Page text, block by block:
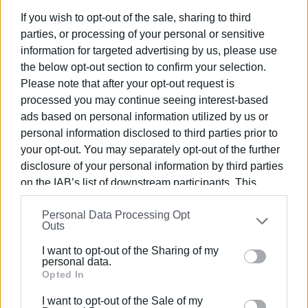
If you wish to opt-out of the sale, sharing to third
parties, or processing of your personal or sensitive
information for targeted advertising by us, please use
the below opt-out section to confirm your selection.
Please note that after your opt-out request is
processed you may continue seeing interest-based
ads based on personal information utilized by us or
personal information disclosed to third parties prior to
your opt-out. You may separately opt-out of the further
disclosure of your personal information by third parties
on the IAB’s list of downstream participants. This
information may also be disclosed by us to third parties
on theIAB’s List of Downstream Participants
that may
further disclose it to other third parties.
Please note that this website/app uses one or more
Google services and may gather and store information
Personal Data Processing Opt
Outs
I want to opt-out of the Sharing of my
personal data.
Opted In
I want to opt-out of the Sale of my
Εμφανίσεις: 2086
ΓΙΩΡΓΟΣ ΚΑΤΣΑΪΤΗΣ
Είναι ο εκδότης - διευθυντής της Ενημέρωσης.
ηλεκτρονικός. Δημοσιογραφεί από τις αρχές της
όλες τις αθηναϊκές εφημερίδες. Διετέλεσε
πρόεδρος του Συνδέσμου Ημερησίων
Περιφερειακών Εφημερίδων, τον οποίον
υπηρέτησε και από τη θέση του γενικού